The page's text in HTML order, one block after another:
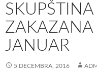
ZAKAZANA
JANUAR
5 DECEMBRA, 2016